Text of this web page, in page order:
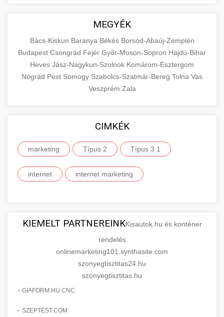
MEGYÉK
Bács-Kiskun Baranya Békés Borsod-Abaúj-Zemplén
Budapest Csongrád Fejér Győr-Moson-Sopron Hajdú-Bihar
Heves Jász-Nagykun-Szolnok Komárom-Esztergom
Nógrád Pest Somogy Szabolcs-Szatmár-Bereg Tolna Vas
Veszprém Zala
CIMKÉK
marketing Típus 2 Típus 3 1
internet internet marketing
KIEMELT PARTNEREINKKisautok.hu és konténer
rendelés
onlinemarketing101.synthasite.com
szonyegtisztitas24.hu
szonyegtisztitas.hu
- GIAFORM.HU CNC
- SZEPTEST.COM